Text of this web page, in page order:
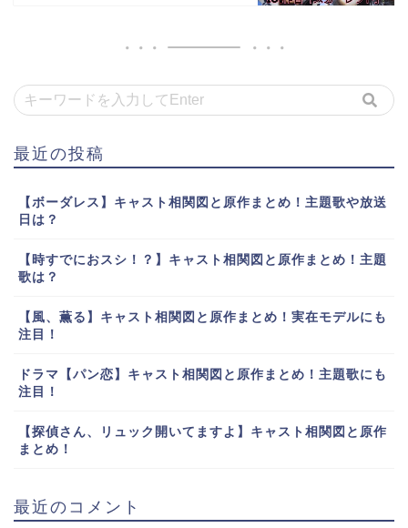
最近の投稿
【ボーダレス】キャスト相関図と原作まとめ！主題歌や放送
日は？
【時すでにおスシ！？】キャスト相関図と原作まとめ！主題
歌は？
【風、薫る】キャスト相関図と原作まとめ！実在モデルにも
注目！
ドラマ【パン恋】キャスト相関図と原作まとめ！主題歌にも
注目！
【探偵さん、リュック開いてますよ】キャスト相関図と原作
まとめ！
最近のコメント